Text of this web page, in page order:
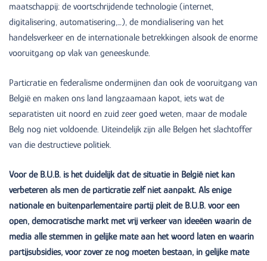
maatschappij: de voortschrijdende technologie (internet,
digitalisering, automatisering,…), de mondialisering van het
handelsverkeer en de internationale betrekkingen alsook de enorme
vooruitgang op vlak van geneeskunde.
Particratie en federalisme ondermijnen dan ook de vooruitgang van
België en maken ons land langzaamaan kapot, iets wat de
separatisten uit noord en zuid zeer goed weten, maar de modale
Belg nog niet voldoende. Uiteindelijk zijn alle Belgen het slachtoffer
van die destructieve politiek.
Voor de B.U.B. is het duidelijk dat de situatie in België niet kan
verbeteren als men de particratie zelf niet aanpakt. Als enige
nationale en buitenparlementaire partij pleit de B.U.B. voor een
open, democratische markt met vrij verkeer van ideeëen waarin de
media alle stemmen in gelijke mate aan het woord laten en waarin
partijsubsidies, voor zover ze nog moeten bestaan, in gelijke mate